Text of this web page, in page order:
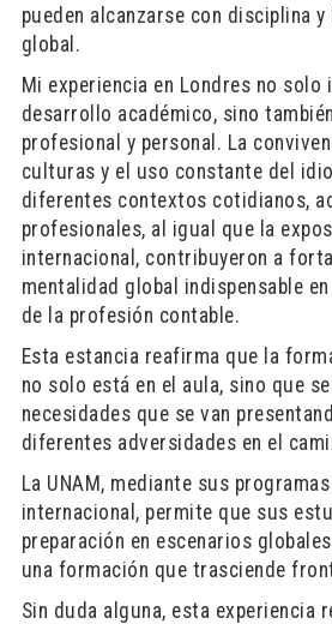
pueden alcanzarse con disciplina y
global.
Mi experiencia en Londres no solo
desarrollo académico, sino
profesional y personal. La
culturas y el uso constante del
diferentes contextos cotidianos,
profesionales, al igual que la
internacional, contribuyeron a
mentalidad global indispensable
de la profesión contable.
Esta estancia reafirma que la
no solo está en el aula, sino que
necesidades que se van
diferentes adversidades en el
La UNAM, mediante sus
internacional, permite que sus
preparación en escenarios
una formación que trasciende
Sin duda alguna, esta experiencia